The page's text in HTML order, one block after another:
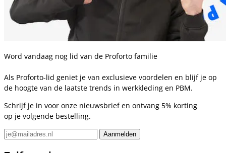
Word vandaag nog lid van de Proforto familie
Als Proforto-lid geniet je van exclusieve voordelen en blijf je op
de hoogte van de laatste trends in werkkleding en PBM.
Schrijf je in voor onze nieuwsbrief en ontvang 5% korting
op je volgende bestelling.